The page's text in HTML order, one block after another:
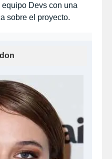
Devs con una
sobre el proyecto.​